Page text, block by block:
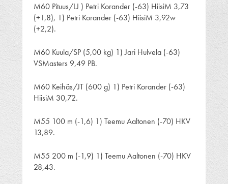
M60 Pituus/LJ ) Petri Korander (-63) HiisiM 3,73
(+1,8), 1) Petri Korander (-63) HiisiM 3,92w
(+2,2).
M60 Kuula/SP (5,00 kg) 1) Jari Hulvela (-63)
VSMasters 9,49 PB.
M60 Keihäs/JT (600 g) 1) Petri Korander (-63)
HiisiM 30,72.
M55 100 m (-1,6) 1) Teemu Aaltonen (-70) HKV
13,89.
M55 200 m (-1,9) 1) Teemu Aaltonen (-70) HKV
28,43.